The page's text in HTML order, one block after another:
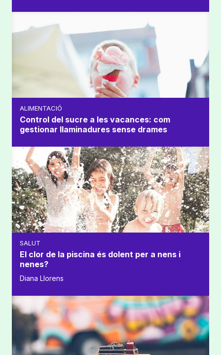
ALIMENTACIÓ
Control del sucre a les vacances: com
gestionar llaminadures sense drames
SALUT
El clor de la piscina és dolent per a nens i
nenes?
Diana Llorens